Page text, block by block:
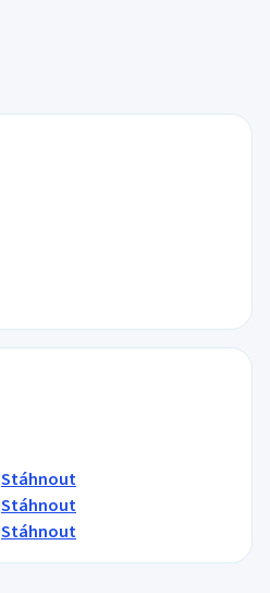
Stáhnout
Stáhnout
Stáhnout